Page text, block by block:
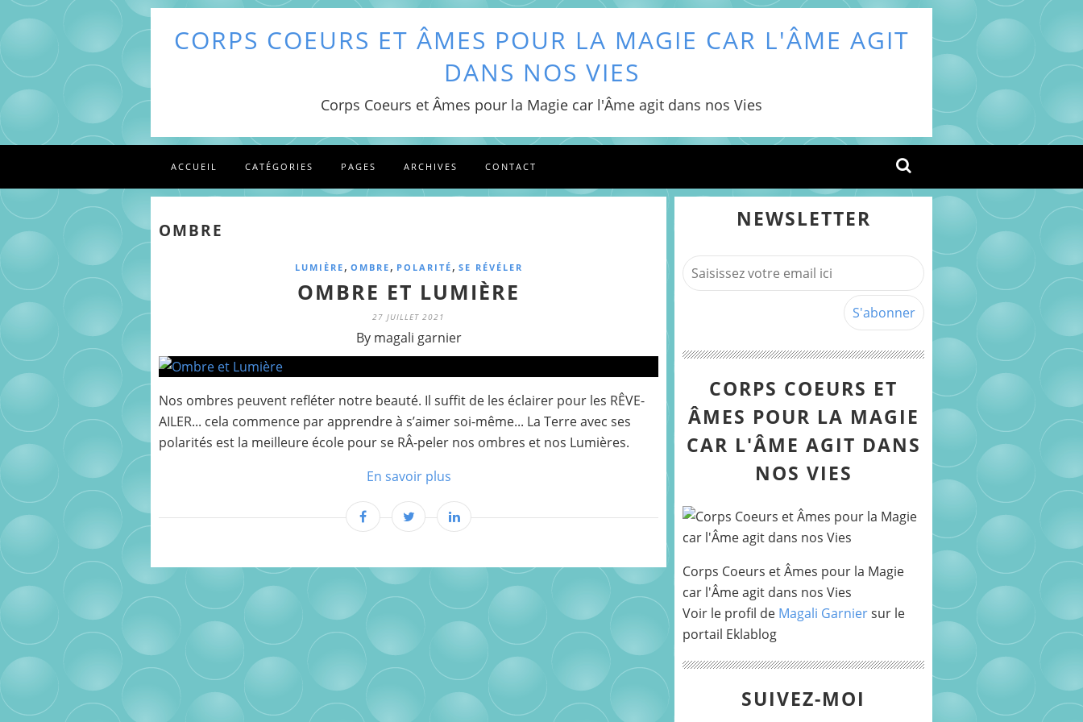
CORPS COEURS ET ÂMES POUR LA MAGIE CAR L'ÂME AGIT
DANS NOS VIES
Corps Coeurs et Âmes pour la Magie car l'Âme agit dans nos Vies
ACCUEIL CATÉGORIES PAGES ARCHIVES CONTACT
OMBRE
LUMIÈRE, OMBRE, POLARITÉ, SE RÉVÉLER
OMBRE ET LUMIÈRE
27 JUILLET 2021
By magali garnier
Nos ombres peuvent refléter notre beauté. Il suffit de les éclairer pour les RÊVE-
AILER... cela commence par apprendre à s’aimer soi-même... La Terre avec ses
polarités est la meilleure école pour se RÂ-peler nos ombres et nos Lumières.
En savoir plus
NEWSLETTER
CORPS COEURS ET
ÂMES POUR LA MAGIE
CAR L'ÂME AGIT DANS
NOS VIES
Corps Coeurs et Âmes pour la Magie
car l'Âme agit dans nos Vies
Voir le profil de Magali Garniersur le
portail Eklablog
SUIVEZ-MOI